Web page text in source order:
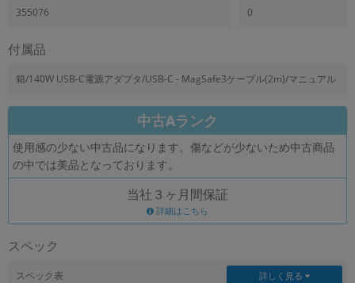
355076 0
付属品
箱/140W USB-C電源アダプタ/USB-C - MagSafe3ケーブル(2m)/マニュアル
中古Aランク
使用感の少ない中古品になります。傷などが少ないため中古商品
の中では美品となっております。
当社３ヶ月間保証
詳細はこちら
スペック
スペック表 詳しく見る